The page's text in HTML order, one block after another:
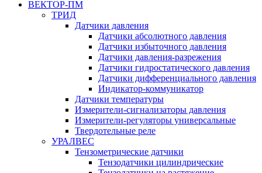
ВЕКТОР-ПМ
ТРИД
Датчики давления
Датчики абсолютного давления
Датчики избыточного давления
Датчики давления-разрежения
Датчики гидростатического давления
Датчики дифференциального давления
Индикатор-коммуникатор
Датчики температуры
Измерители-сигнализаторы давления
Измерители-регуляторы универсальные
Твердотельные реле
УРАЛВЕС
Тензометрические датчики
Тензодатчики цилиндрические